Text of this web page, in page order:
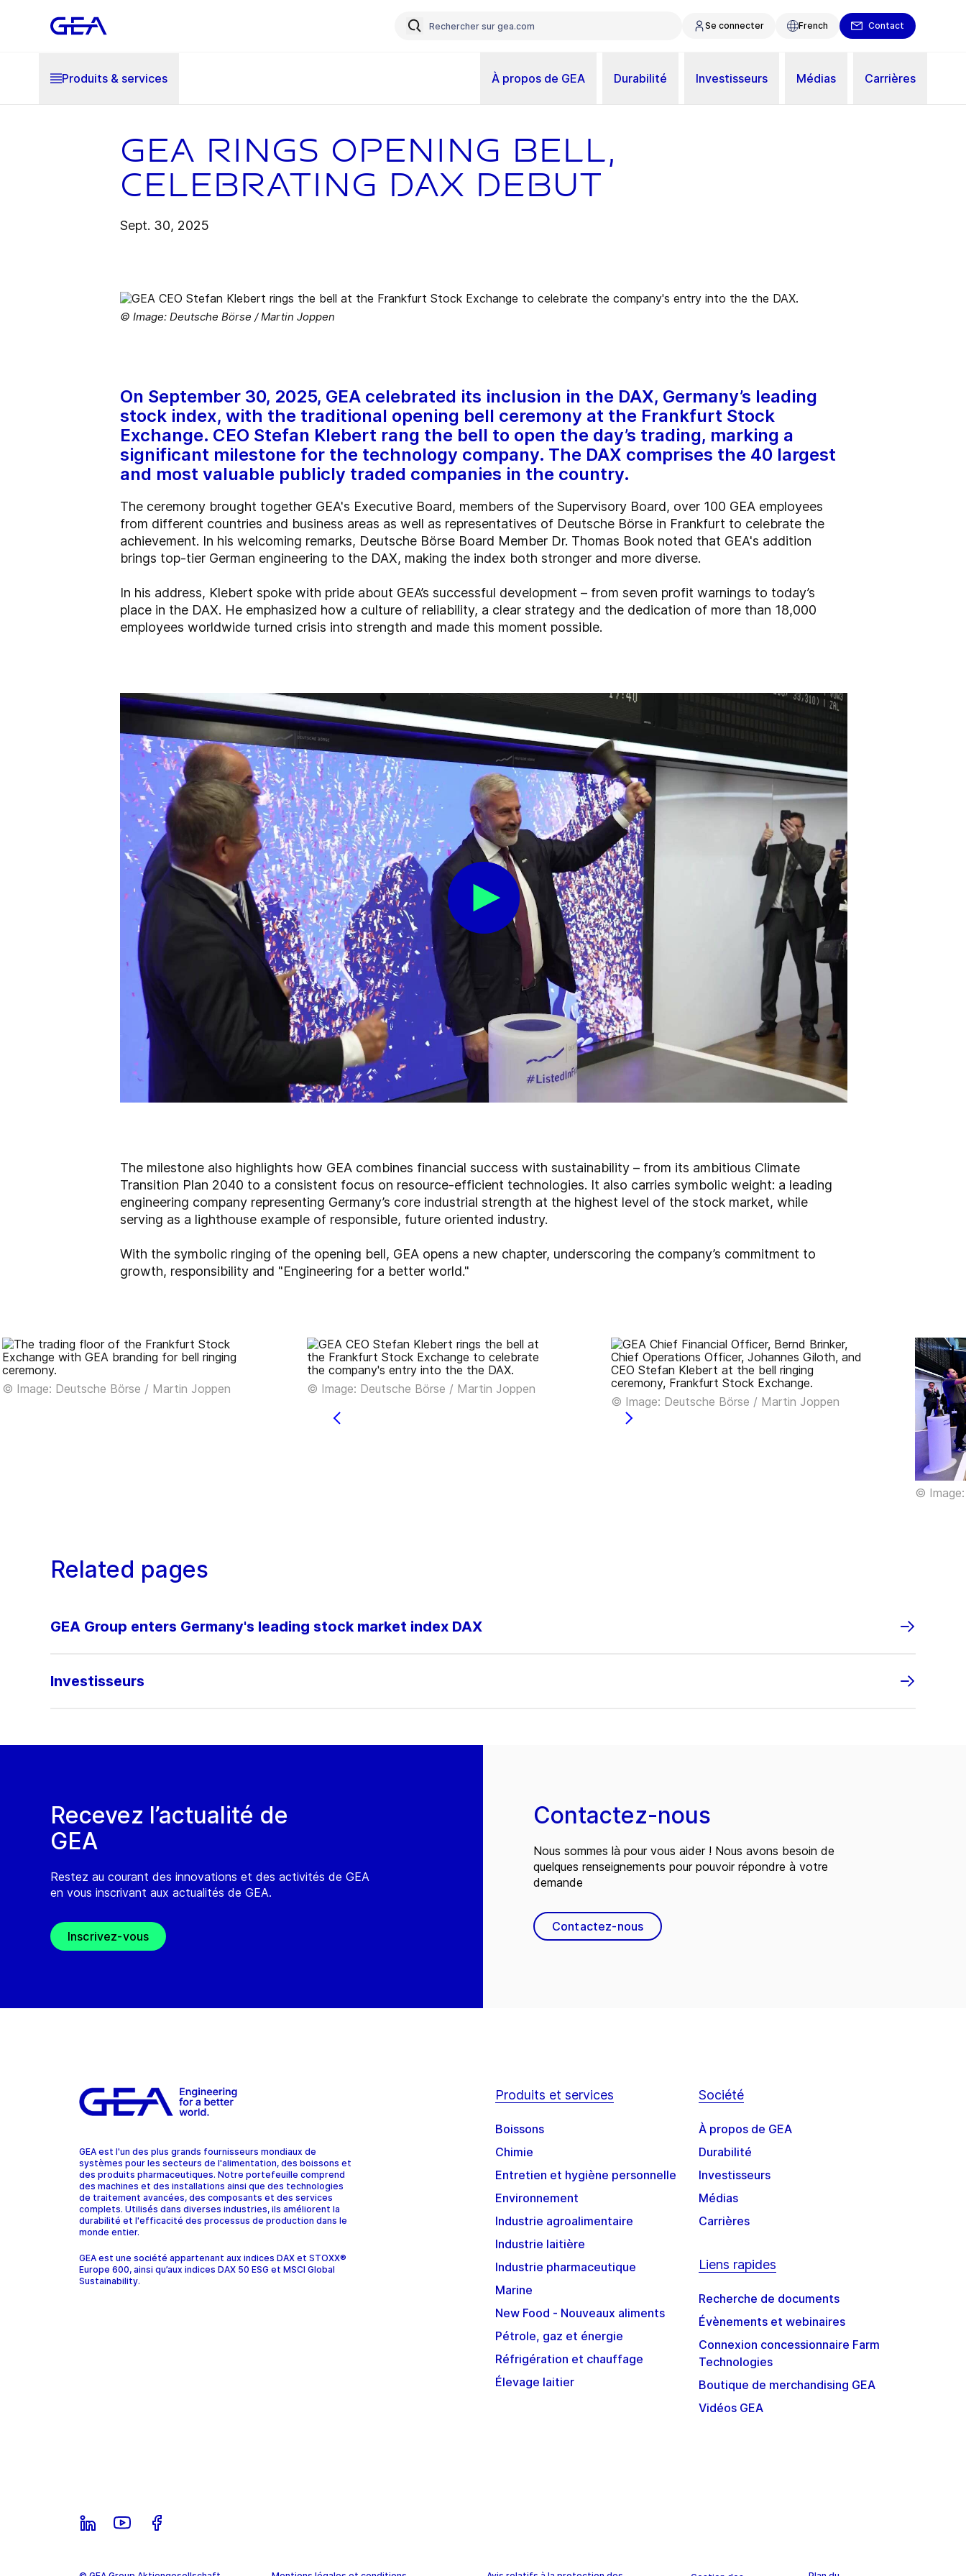
Se connecter French Contact
Produits & services À propos de GEA Durabilité Investisseurs Médias Carrières
GEA rings opening bell,
celebrating DAX debut
Sept. 30, 2025
© Image: Deutsche Börse / Martin Joppen
On September 30, 2025, GEA celebrated its inclusion in the DAX, Germany’s leading
stock index, with the traditional opening bell ceremony at the Frankfurt Stock
Exchange. CEO Stefan Klebert rang the bell to open the day’s trading, marking a
significant milestone for the technology company. The DAX comprises the 40 largest
and most valuable publicly traded companies in the country.
The ceremony brought together GEA's Executive Board, members of the Supervisory Board, over 100 GEA employees
from different countries and business areas as well as representatives of Deutsche Börse in Frankfurt to celebrate the
achievement. In his welcoming remarks, Deutsche Börse Board Member Dr. Thomas Book noted that GEA's addition
brings top-tier German engineering to the DAX, making the index both stronger and more diverse.
In his address, Klebert spoke with pride about GEA’s successful development – from seven profit warnings to today’s
place in the DAX. He emphasized how a culture of reliability, a clear strategy and the dedication of more than 18,000
employees worldwide turned crisis into strength and made this moment possible.
The milestone also highlights how GEA combines financial success with sustainability – from its ambitious Climate
Transition Plan 2040 to a consistent focus on resource-efficient technologies. It also carries symbolic weight: a leading
engineering company representing Germany’s core industrial strength at the highest level of the stock market, while
serving as a lighthouse example of responsible, future oriented industry.
With the symbolic ringing of the opening bell, GEA opens a new chapter, underscoring the company’s commitment to
growth, responsibility and "Engineering for a better world."
© Image: Deutsche Börse / Martin Joppen
© Image: Deutsche Börse / Martin Joppen
© Image: Deutsche Börse / Martin Joppen
©
Related pages
GEA Group enters Germany's leading stock market index DAX
Investisseurs
Recevez l’actualité de
GEA
Restez au courant des innovations et des activités de GEA
en vous inscrivant aux actualités de GEA.
Inscrivez-vous
Contactez-nous
Nous sommes là pour vous aider ! Nous avons besoin de
quelques renseignements pour pouvoir répondre à votre
demande
Contactez-nous
GEA est l'un des plus grands fournisseurs mondiaux de
systèmes pour les secteurs de l'alimentation, des boissons et
des produits pharmaceutiques. Notre portefeuille comprend
des machines et des installations ainsi que des technologies
de traitement avancées, des composants et des services
complets. Utilisés dans diverses industries, ils améliorent la
durabilité et l'efficacité des processus de production dans le
monde entier.
GEA est une société appartenant aux indices DAX et STOXX®
Europe 600, ainsi qu’aux indices DAX 50 ESG et MSCI Global
Sustainability.
Produits et services
Boissons
Chimie
Entretien et hygiène personnelle
Environnement
Industrie agroalimentaire
Industrie laitière
Industrie pharmaceutique
Marine
New Food - Nouveaux aliments
Pétrole, gaz et énergie
Réfrigération et chauffage
Élevage laitier
Société
À propos de GEA
Durabilité
Investisseurs
Médias
Carrières
Liens rapides
Recherche de documents
Évènements et webinaires
Connexion concessionnaire Farm
Technologies
Boutique de merchandising GEA
Vidéos GEA